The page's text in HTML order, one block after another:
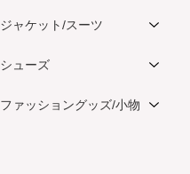
ジャケット/スーツ
シューズ
ファッショングッズ/小物